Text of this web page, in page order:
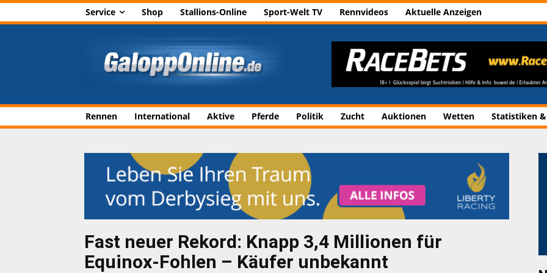
Service Shop Stallions-Online Sport-Welt TV Rennvideos Aktuelle Anzeigen
Rennen International Aktive Pferde Politik Zucht Auktionen Wetten Statistiken
Fast neuer Rekord: Knapp 3,4 Millionen für
Equinox-Fohlen – Käufer unbekannt